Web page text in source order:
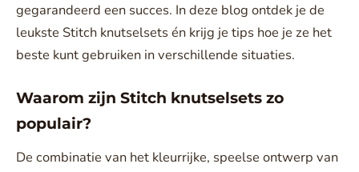
gegarandeerd een succes. In deze blog ontdek je de
leukste Stitch knutselsets én krijg je tips hoe je ze het
beste kunt gebruiken in verschillende situaties.
Waarom zijn Stitch knutselsets zo
populair?
De combinatie van het kleurrijke, speelse ontwerp van